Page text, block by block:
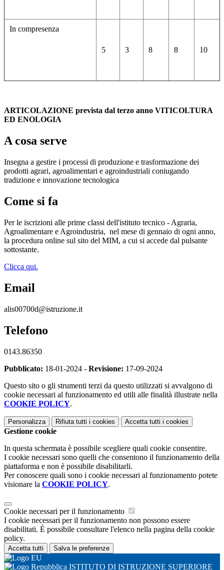
In compresenza
5 3 8 8 10
ARTICOLAZIONE prevista dal terzo anno VITICOLTURA
ED ENOLOGIA
A cosa serve
Insegna a gestire i processi di produzione e trasformazione dei
prodotti agrari, agroalimentari e agroindustriali coniugando
tradizione e innovazione tecnologica
Come si fa
Per le iscrizioni alle prime classi dell'istituto tecnico - Agraria,
Agroalimentare e Agroindustria, nel mese di gennaio di ogni anno,
la procedura online sul sito del MIM, a cui si accede dal pulsante
sottostante.
Clicca qui.
Email
alis00700d@istruzione.it
Telefono
0143.86350
Pubblicato: 18-01-2024 - Revisione: 17-09-2024
Questo sito o gli strumenti terzi da questo utilizzati si avvalgono di
cookie necessari al funzionamento ed utili alle finalità illustrate nella
COOKIE POLICY.
Personalizza Rifiuta tutti i cookies Accetta tutti i cookies
Gestione cookie
In questa schermata è possibile scegliere quali cookie consentire.
I cookie necessari sono quelli che consentono il funzionamento della
piattaforma e non è possibile disabilitarli.
Per conoscere quali sono i cookie necessari al funzionamento potete
visionare la COOKIE POLICY.
Cookie necessari per il funzionamento
I cookie necessari per il funzionamento non possono essere
disabilitati. È possibile consultare l'elenco nella pagina della cookie
policy.
Accetta tutti Salva le preferenze
ISTITUTO DI ISTRUZIONE SUPERIORE